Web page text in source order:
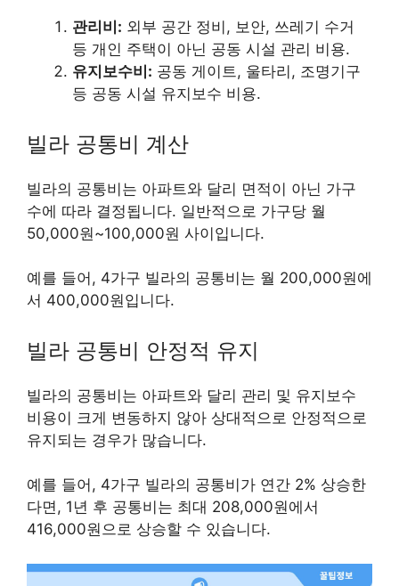
관리비: 외부 공간 정비, 보안, 쓰레기 수거
등 개인 주택이 아닌 공동 시설 관리 비용.
유지보수비: 공동 게이트, 울타리, 조명기구
등 공동 시설 유지보수 비용.
빌라 공통비 계산
빌라의 공통비는 아파트와 달리 면적이 아닌 가구
수에 따라 결정됩니다. 일반적으로 가구당 월
50,000원~100,000원 사이입니다.
예를 들어, 4가구 빌라의 공통비는 월 200,000원에
서 400,000원입니다.
빌라 공통비 안정적 유지
빌라의 공통비는 아파트와 달리 관리 및 유지보수
비용이 크게 변동하지 않아 상대적으로 안정적으로
유지되는 경우가 많습니다.
예를 들어, 4가구 빌라의 공통비가 연간 2% 상승한
다면, 1년 후 공통비는 최대 208,000원에서
416,000원으로 상승할 수 있습니다.